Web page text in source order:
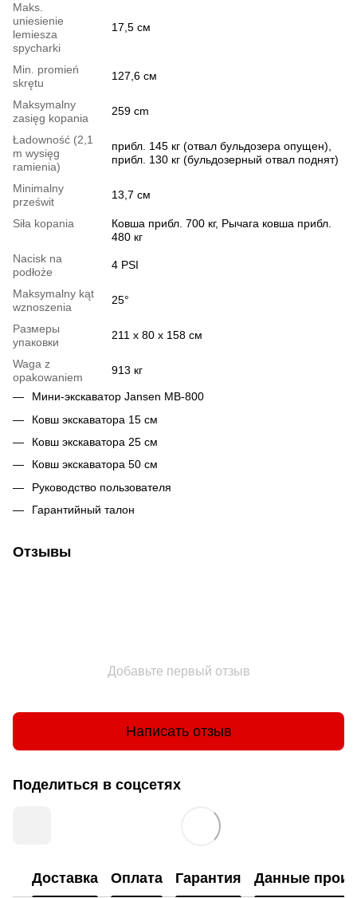
Maks.
uniesienie
lemiesza
spycharki
17,5 cм
Min. promień
skrętu
127,6 cм
Maksymalny
zasięg kopania
259 cm
Ładowność (2,1
m wysięg
ramienia)
прибл. 145 кг (отвал бульдозера опущен),
прибл. 130 кг (бульдозерный отвал поднят)
Minimalny
prześwit
13,7 cм
Siła kopania
Ковша прибл. 700 кг, Рычага ковша прибл.
480 кг
Nacisk na
podłoże
4 PSI
Maksymalny kąt
wznoszenia
25°
Размеры
упаковки
211 x 80 x 158 cм
Waga z
opakowaniem
913 кг
Мини-экскаватор Jansen MB-800
Ковш экскаватора 15 см
Ковш экскаватора 25 см
Ковш экскаватора 50 см
Руководство пользователя
Гарантийный талон
Отзывы
Добавьте первый отзыв
Написать отзыв
Поделиться в соцсетях
Доставка Оплата Гарантия Данные